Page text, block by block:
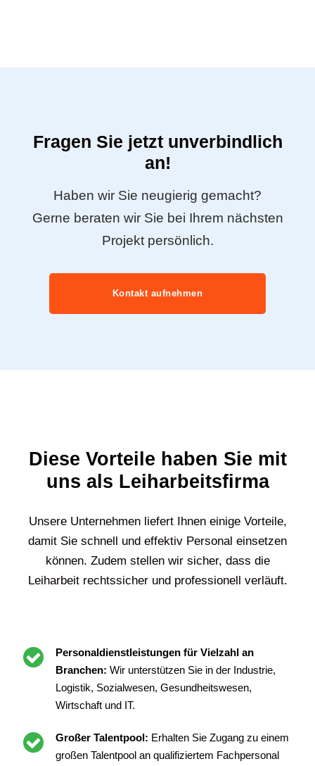
Fragen Sie jetzt unverbindlich
an!
Haben wir Sie neugierig gemacht?
Gerne beraten wir Sie bei Ihrem nächsten
Projekt persönlich.
Kontakt aufnehmen
Diese Vorteile haben Sie mit
uns als Leiharbeitsfirma
Unsere Unternehmen liefert Ihnen einige Vorteile,
damit Sie schnell und effektiv Personal einsetzen
können. Zudem stellen wir sicher, dass die
Leiharbeit rechtssicher und professionell verläuft.
Personaldienstleistungen für Vielzahl an
Branchen: Wir unterstützen Sie in der Industrie,
Logistik, Sozialwesen, Gesundheitswesen,
Wirtschaft und IT.
Großer Talentpool: Erhalten Sie Zugang zu einem
großen Talentpool an qualifiziertem Fachpersonal